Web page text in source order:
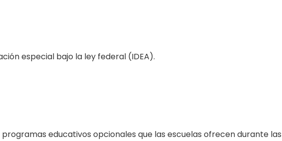
especial bajo la ley federal (IDEA).
programas educativos opcionales que las escuelas ofrecen durante las